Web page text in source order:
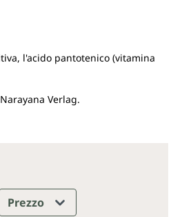
l'acido pantotenico (vitamina
Verlag.
Prezzo